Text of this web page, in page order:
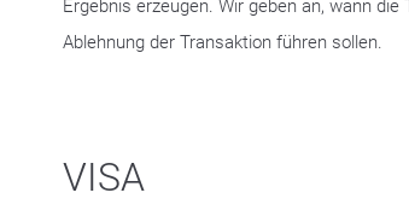
Ergebnis erzeugen. Wir geben an, wann
Ablehnung der Transaktion führen sollen.
VISA